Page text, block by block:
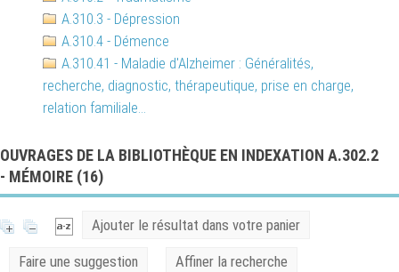
A.310.3 - Dépression
A.310.4 - Démence
A.310.41 - Maladie d'Alzheimer : Généralités,
recherche, diagnostic, thérapeutique, prise en charge,
relation familiale...
OUVRAGES DE LA BIBLIOTHÈQUE EN INDEXATION A.302.2
- MÉMOIRE (16)
Ajouter le résultat dans votre panier
Faire une suggestion Affiner la recherche